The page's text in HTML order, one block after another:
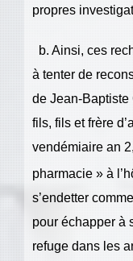
propres
b. Ainsi, ces
à tenter de
de Jean-Baptiste
fils, fils et frère
vendémiaire an
pharmacie » à
s’endetter
pour échapper à
refuge dans les